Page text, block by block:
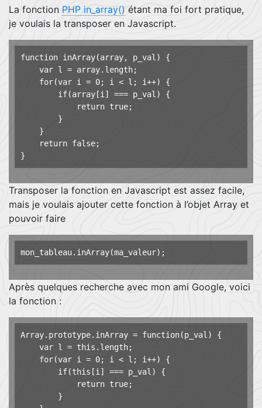
La fonction PHP in_array() étant ma foi fort pratique,
je voulais la transposer en Javascript.
function inArray(array, p_val) {
    var l = array.length;
    for(var i = 0; i < l; i++) {
        if(array[i] === p_val) {
            return true;
        }
    }
    return false;
Transposer la fonction en Javascript est assez facile,
mais je voulais ajouter cette fonction à l’objet Array et
pouvoir faire
Après quelques recherche avec mon ami Google, voici
la fonction :
Array.prototype.inArray = function(p_val) {
    var l = this.length;
    for(var i = 0; i < l; i++) {
        if(this[i] === p_val) {
            return true;
        }